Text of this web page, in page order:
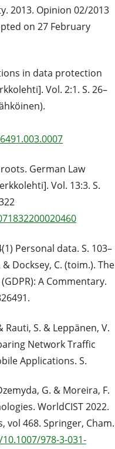
2013. Opinion 02/2013
on 27 February
in data protection
Vol. 2:1. S. 26–
German Law
Vol. 13:3. S.
Personal data. S. 103–
Docksey, C. (toim.). The
A Commentary.
Rauti, S. & Leppänen, V.
Network Traffic
Applications. S.
G. & Moreira, F.
WorldCIST 2022.
vol 468. Springer, Cham.
978-3-031-